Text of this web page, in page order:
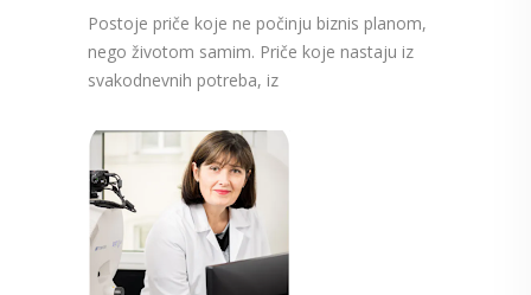
Postoje priče koje ne počinju biznis planom,
nego životom samim. Priče koje nastaju iz
svakodnevnih potreba, iz